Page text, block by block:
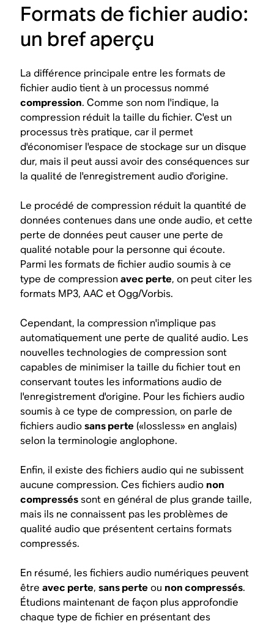
Formats de fichier audio:
un bref aperçu
La différence principale entre les formats de
fichier audio tient à un processus nommé
compression. Comme son nom l'indique, la
compression réduit la taille du fichier. C'est un
processus très pratique, car il permet
d'économiser l'espace de stockage sur un disque
dur, mais il peut aussi avoir des conséquences sur
la qualité de l'enregistrement audio d'origine.
Le procédé de compression réduit la quantité de
données contenues dans une onde audio, et cette
perte de données peut causer une perte de
qualité notable pour la personne qui écoute.
Parmi les formats de fichier audio soumis à ce
type de compressionavec perte, on peut citer les
formats MP3, AAC et Ogg/Vorbis.
Cependant, la compression n'implique pas
automatiquement une perte de qualité audio. Les
nouvelles technologies de compression sont
capables de minimiser la taille du fichier tout en
conservant toutes les informations audio de
l'enregistrement d'origine. Pour les fichiers audio
soumis à ce type de compression, on parle de
fichiers audiosans perte («lossless» en anglais)
selon la terminologie anglophone.
Enfin, il existe des fichiers audio qui ne subissent
aucune compression. Ces fichiers audio non
compresséssont en général de plus grande taille,
mais ils ne connaissent pas les problèmes de
qualité audio que présentent certains formats
compressés.
En résumé, les fichiers audio numériques peuvent
êtreavec perte,sans perte ou non compressés.
Étudions maintenant de façon plus approfondie
chaque type de fichier en présentant des